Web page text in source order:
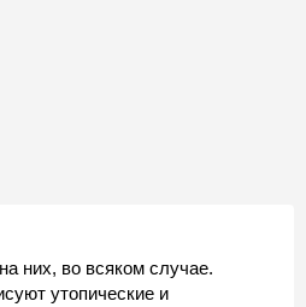
них, во всяком случае.
утопические и